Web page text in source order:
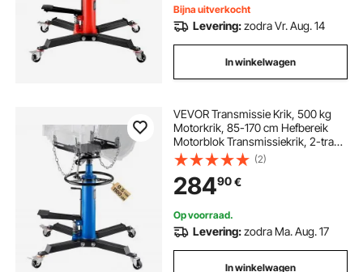
Bijna uitverkocht
Levering:zodra Vr. Aug. 14
In winkelwagen
VEVOR Transmissie Krik, 500 kg
Motorkrik, 85-170 cm Hefbereik
Motorblok Transmissiekrik, 2-traps
Hydraulische Transmissie Krik,
Vrijloop Hydraulische Krik voor
Auto Workshops Auto
Transmissies, Blauw
(2)
28490€
Op voorraad.
Levering:zodra Ma. Aug. 17
In winkelwagen